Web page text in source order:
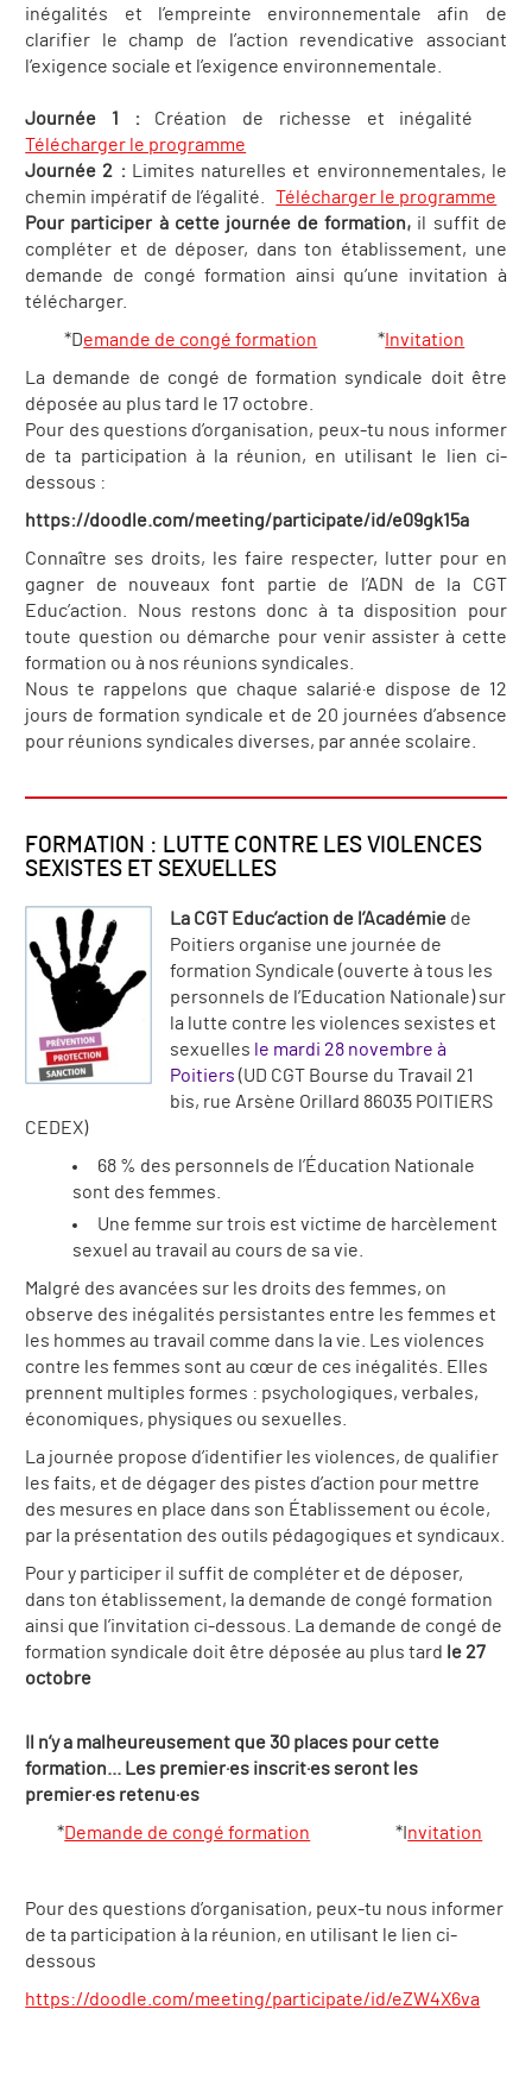
inégalités et l’empreinte environnementale afin de
clarifier le champ de l’action revendicative associant
l’exigence sociale et l’exigence environnementale.
Journée 1 : Création de richesse et inégalité
Télécharger le programme
Journée 2 :Limites naturelles et environnementales, le
chemin impératif de l’égalité.Télécharger le programme
Pour participer à cette journée de formation, il suffit de
compléter et de déposer, dans ton établissement, une
demande de congé formation ainsi qu’une invitation à
télécharger.
*Demande de congé formation * Invitation
La demande de congé de formation syndicale doit être
déposée au plus tard le 17 octobre.
Pour des questions d’organisation, peux-tu nous informer
de ta participation à la réunion, en utilisant le lien ci-
dessous :
https://doodle.com/meeting/participate/id/e09gk15a
Connaître ses droits, les faire respecter, lutter pour en
gagner de nouveaux font partie de l’ADN de la CGT
Educ’action. Nous restons donc à ta disposition pour
toute question ou démarche pour venir assister à cette
formation ou à nos réunions syndicales.
Nous te rappelons que chaque salarié·e dispose de 12
jours de formation syndicale et de 20 journées d’absence
pour réunions syndicales diverses, par année scolaire.
FORMATION : LUTTE CONTRE LES VIOLENCES
SEXISTES ET SEXUELLES
La CGT Educ’action de l’Académie de
Poitiers organise une journée de
formation Syndicale (ouverte à tous les
personnels de l’Education Nationale) sur
la lutte contre les violences sexistes et
sexuelles le mardi 28 novembre à
Poitiers(UD CGT Bourse du Travail 21
bis, rue Arsène Orillard 86035 POITIERS
CEDEX)
68 % des personnels de l’Éducation Nationale
sont des femmes.
Une femme sur trois est victime de harcèlement
sexuel au travail au cours de sa vie.
Malgré des avancées sur les droits des femmes, on
observe des inégalités persistantes entre les femmes et
les hommes au travail comme dans la vie. Les violences
contre les femmes sont au cœur de ces inégalités. Elles
prennent multiples formes : psychologiques, verbales,
économiques, physiques ou sexuelles.
La journée propose d’identifier les violences, de qualifier
les faits, et de dégager des pistes d’action pour mettre
des mesures en place dans son Établissement ou école,
par la présentation des outils pédagogiques et syndicaux.
Pour y participer il suffit de compléter et de déposer,
dans ton établissement, la demande de congé formation
ainsi que l’invitation ci-dessous. La demande de congé de
formation syndicale doit être déposée au plus tard
le 27
octobre
Il n’y a malheureusement que 30 places pour cette
formation... Les premier·es inscrit·es seront les
premier·es retenu·es
*Demande de congé formation *I nvitation
Pour des questions d’organisation, peux-tu nous informer
de ta participation à la réunion, en utilisant le lien ci-
dessous
https://doodle.com/meeting/participate/id/eZW4X6va